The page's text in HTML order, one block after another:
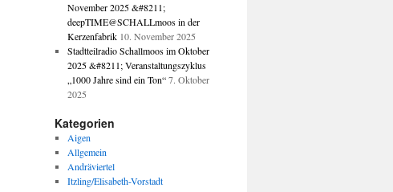
November 2025 &#8211;
deepTIME@SCHALLmoos in der
Kerzenfabrik 10. November 2025
Stadtteilradio Schallmoos im Oktober
2025 &#8211; Veranstaltungszyklus
„1000 Jahre sind ein Ton“ 7. Oktober
2025
Kategorien
Aigen
Allgemein
Andräviertel
Itzling/Elisabeth-Vorstadt